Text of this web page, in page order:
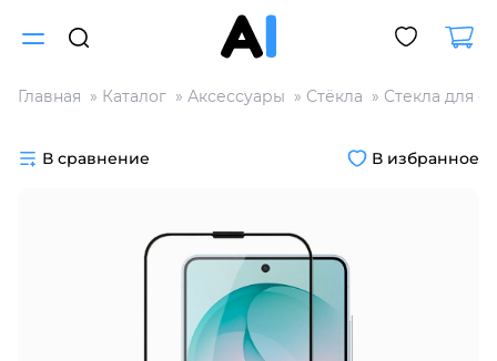
Главная Каталог Аксессуары Стёкла Стекла для
В сравнение В избранное
Разбейте
без переплат
График платежей